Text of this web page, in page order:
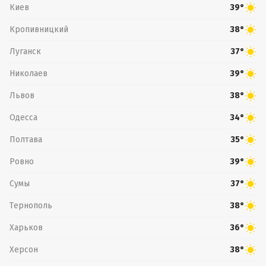
Киев 39°
Кропивницкий 38°
Луганск 37°
Николаев 39°
Львов 38°
Одесса 34°
Полтава 35°
Ровно 39°
Сумы 37°
Тернополь 38°
Харьков 36°
Херсон 38°